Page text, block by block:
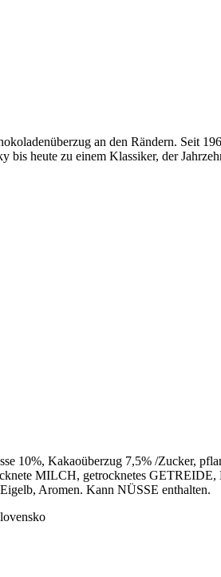
an den Rändern. Seit
heute zu einem Klassiker, der
10%, Kakaoüberzug 7,5% /Zucker,
MILCH, getrocknetes
Aromen. Kann NÜSSE enthalten.